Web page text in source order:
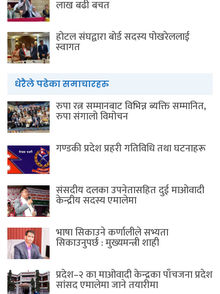
लाख बढी बचत
होटल संघद्वारा बोर्ड सदस्य पोखरेललाई
स्वागत
धेरैले पढेका समाचारहरु
रुपा रत्न सम्मानबाट विभिन्न ब्यक्ति सम्मानित,
रुपा संगालो विमोचन
गण्डकी प्रदेश प्रहरी गतिविधि तथा घटनाहरू
संसदीय दलका उपनेतासहित दुई माओवादी
केन्द्रीय सदस्य एमालेमा
भाषा सिकाउने कर्णालीले सभ्यता
सिकाउनुपर्छ : मुख्यमन्त्री शाही
प्रदेश–२ का माओवादी केन्द्रका पाँचजना प्रदेश
सांसद एमालेमा जाने तयारीमा